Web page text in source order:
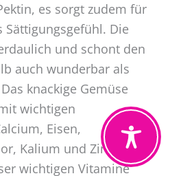
es sorgt zudem für
Die
und schont den
auch wunderbar als
knackige Gemüse
wichtigen
Eisen,
Kalium und Zink. Um
wichtigen Vitamine